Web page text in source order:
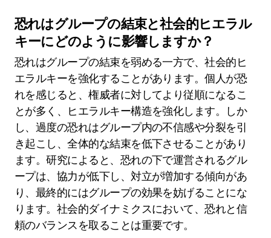
恐れはグループの結束と社会的ヒエラル
キーにどのように影響しますか？
恐れはグループの結束を弱める一方で、社会的ヒ
エラルキーを強化することがあります。個人が恐
れを感じると、権威者に対してより従順になるこ
とが多く、ヒエラルキー構造を強化します。しか
し、過度の恐れはグループ内の不信感や分裂を引
き起こし、全体的な結束を低下させることがあり
ます。研究によると、恐れの下で運営されるグル
ープは、協力が低下し、対立が増加する傾向があ
り、最終的にはグループの効果を妨げることにな
ります。社会的ダイナミクスにおいて、恐れと信
頼のバランスを取ることは重要です。